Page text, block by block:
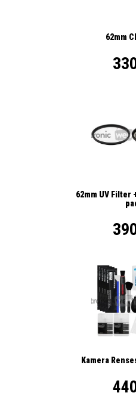
62mm
62mm UV Filter
Kamera